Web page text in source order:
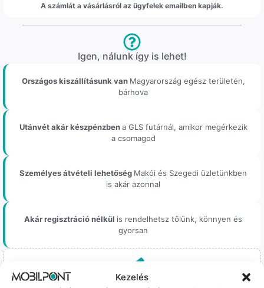
Kezelés
A számlát a vásárlásról az ügyfelek emailben kapják.
Igen, nálunk így is lehet!
Országos kiszállításunk van Magyarország egész területén,
bárhova
Utánvét akár készpénzbena GLS futárnál, amikor megérkezik
a csomagod
Személyes átvételi lehetőség Makói és Szegedi üzletünkben
is akár azonnal
Akár regisztráció nélkül is rendelhetsz tőlünk, könnyen és
gyorsan